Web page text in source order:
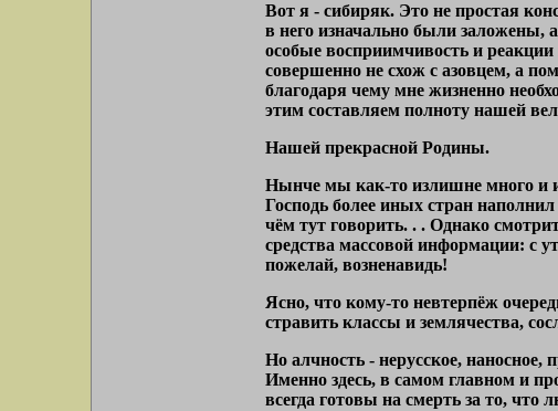
Вот я - сибиряк. Это не простая
в него изначально были заложены,
особые восприимчивость и
совершенно не схож с азовцем, а
благодаря чему мне жизненно
этим составляем полноту нашей
Нашей прекрасной Родины.
Нынче мы как-то излишне много и
Господь более иных стран
чём тут говорить. . . Однако
средства массовой информации: с
пожелай, возненавидь!
Ясно, что кому-то невтерпёж
стравить классы и землячества,
Но алчность - нерусское,
Именно здесь, в самом главном и
всегда готовы на смерть за то,